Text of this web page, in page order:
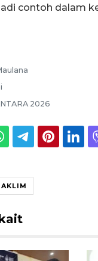
contoh dalam
2026